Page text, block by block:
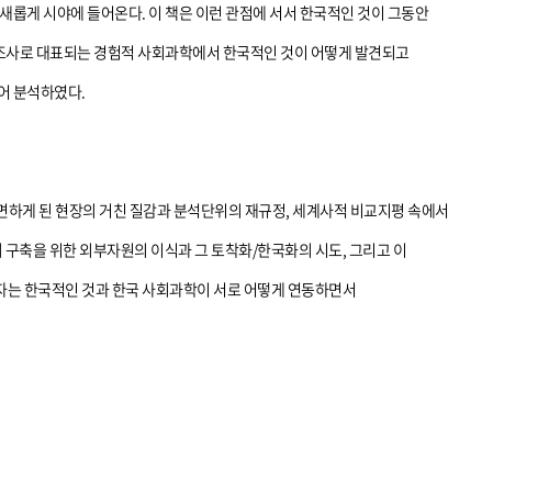
게 시야에 들어온다. 이 책은 이런 관점에 서서 한국적인 것이 그동안
로 대표되는 경험적 사회과학에서 한국적인 것이 어떻게 발견되고
분석하였다.
게 된 현장의 거친 질감과 분석단위의 재규정, 세계사적 비교지평 속에서
축을 위한 외부자원의 이식과 그 토착화/한국화의 시도, 그리고 이
한국적인 것과 한국 사회과학이 서로 어떻게 연동하면서